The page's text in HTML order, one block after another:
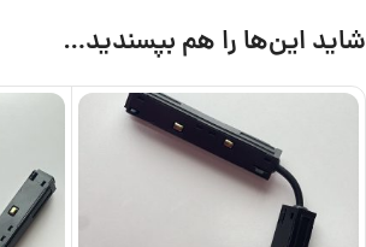
شاید این‌ها را هم بپسندید…